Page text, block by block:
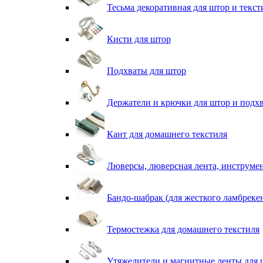
Тесьма декоративная для штор и
Кисти для штор
Подхваты для штор
Держатели и крючки для штор и
Кант для домашнего текстиля
Люверсы, люверсная лента,
Бандо-шабрак (для жесткого
Термостежка для домашнего текстиля
Утяжелители и магнитные ленты для